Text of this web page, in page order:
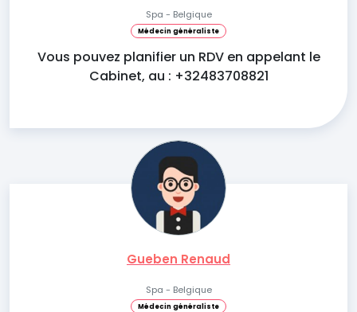
Spa - Belgique
Médecin généraliste
Vous pouvez planifier un RDV en appelant le
Cabinet, au : +32483708821
Gueben Renaud
Spa - Belgique
Médecin généraliste